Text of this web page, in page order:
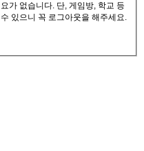
가 없습니다. 단, 게임방, 학교 등
있으니 꼭 로그아웃을 해주세요.